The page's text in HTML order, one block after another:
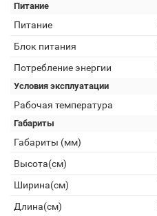
Питание
Питание
Блок питания
Потребление энергии
Условия эксплуатации
Рабочая температура
Габариты
Габариты (мм)
Высота(см)
Ширина(см)
Длина(см)